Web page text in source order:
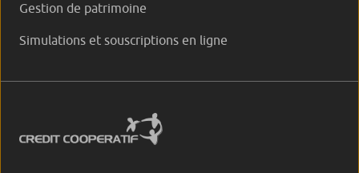
Gestion de patrimoine
Simulations et souscriptions en ligne